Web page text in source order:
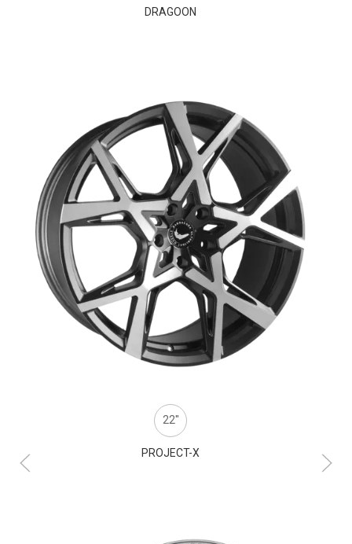
DRAGOON
22''
PROJECT-X